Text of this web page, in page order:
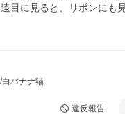
目に見ると、リボンにも
バナナ猫
違反報告